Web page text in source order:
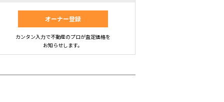
オーナー登録
カンタン入力で不動産のプロが査定価格を
お知らせします。